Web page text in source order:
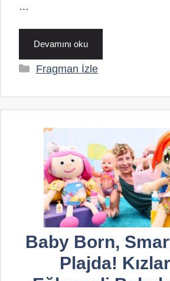
…
Devamını oku
Kategoriler
Fragman İzle
Baby Born,
Plajda!